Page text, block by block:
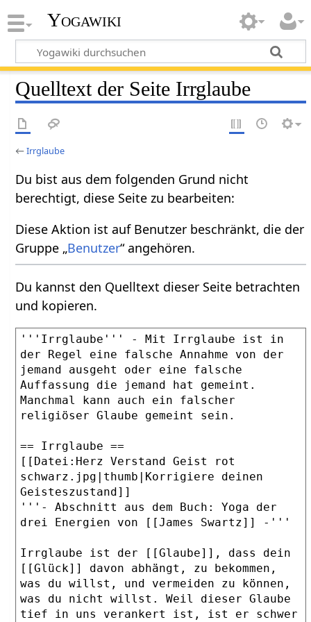
Yogawiki
Quelltext der Seite Irrglaube
←Irrglaube
Du bist aus dem folgenden Grund nicht
berechtigt, diese Seite zu bearbeiten:
Diese Aktion ist auf Benutzer beschränkt, die der
Gruppe „Benutzer“ angehören.
Du kannst den Quelltext dieser Seite betrachten
und kopieren.